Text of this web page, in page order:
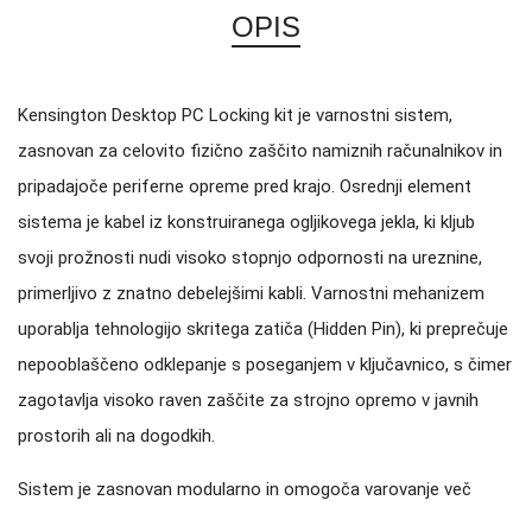
OPIS
Kensington Desktop PC Locking kit je varnostni sistem,
zasnovan za celovito fizično zaščito namiznih računalnikov in
pripadajoče periferne opreme pred krajo. Osrednji element
sistema je kabel iz konstruiranega ogljikovega jekla, ki kljub
svoji prožnosti nudi visoko stopnjo odpornosti na ureznine,
primerljivo z znatno debelejšimi kabli. Varnostni mehanizem
uporablja tehnologijo skritega zatiča (Hidden Pin), ki preprečuje
nepooblaščeno odklepanje s poseganjem v ključavnico, s čimer
zagotavlja visoko raven zaščite za strojno opremo v javnih
prostorih ali na dogodkih.
Sistem je zasnovan modularno in omogoča varovanje več